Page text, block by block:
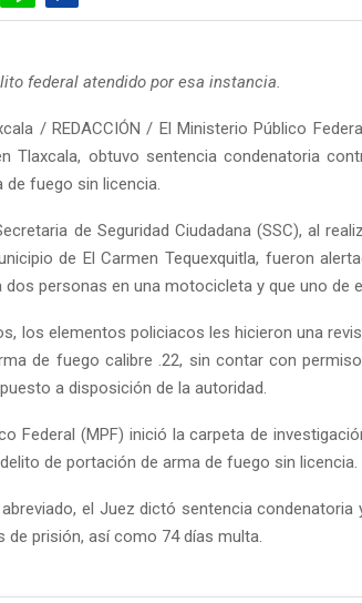
federal atendido por esa instancia.
/ REDACCIÓN / El Ministerio Público
Tlaxcala, obtuvo sentencia condenatoria
fuego sin licencia.
de Seguridad Ciudadana (SSC), al
de El Carmen Tequexquitla, fueron
personas en una motocicleta y que uno de
los elementos policiacos les hicieron una
de fuego calibre .22, sin contar con
a disposición de la autoridad.
Federal (MPF) inició la carpeta de
de portación de arma de fuego sin licencia.
el Juez dictó sentencia condenatoria
de prisión, así como 74 días multa.